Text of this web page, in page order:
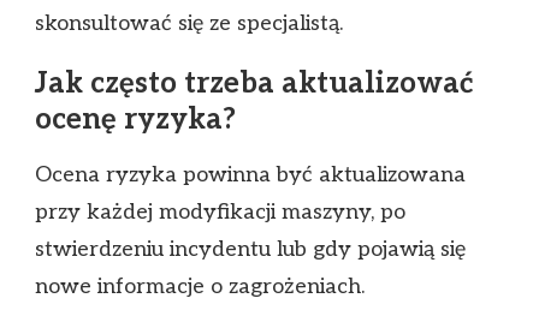
skonsultować się ze specjalistą.
Jak często trzeba aktualizować
ocenę ryzyka?
Ocena ryzyka powinna być aktualizowana
przy każdej modyfikacji maszyny, po
stwierdzeniu incydentu lub gdy pojawią się
nowe informacje o zagrożeniach.